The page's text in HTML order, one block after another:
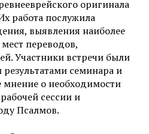
оригинала
работа послужила
выявления наиболее
переводов,
Участники встречи были
семинара и
мнение о необходимости
сессии и
Псалмов.